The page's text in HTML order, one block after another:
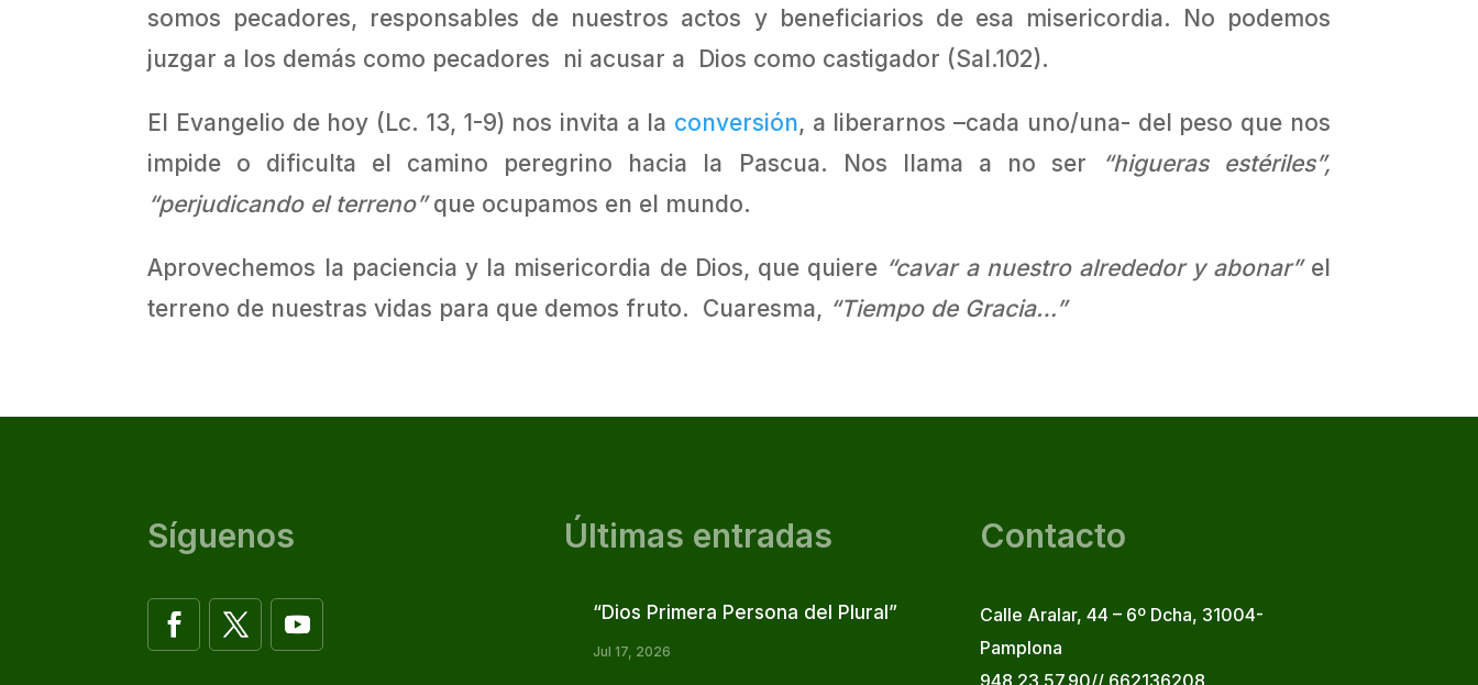
somos pecadores, responsables de nuestros actos y beneficiarios de esa misericordia. No podemos
juzgar a los demás como pecadores ni acusar a Dios como castigador (Sal.102).
El Evangelio de hoy (Lc. 13, 1-9) nos invita a la conversión, a liberarnos –cada uno/una- del peso que nos
impide o dificulta el camino peregrino hacia la Pascua. Nos llama a no ser
“higueras estériles”,
“perjudicando el terreno”que ocupamos en el mundo.
Aprovechemos la paciencia y la misericordia de Dios, que quiere “cavar a nuestro alrededor y abonar”el
terreno de nuestras vidas para que demos fruto. Cuaresma, “Tiempo de Gracia…”
Síguenos Últimas entradas
“Dios Primera Persona del Plural”
Jul 17, 2026
Contacto
Calle Aralar, 44 – 6º Dcha, 31004-
Pamplona
948 23.57.90// 662136208